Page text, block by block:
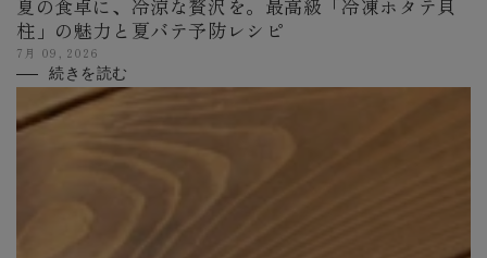
夏の食卓に、冷涼な贅沢を。最高級「冷凍ホタテ貝
柱」の魅力と夏バテ予防レシピ
7月 09, 2026
続きを読む